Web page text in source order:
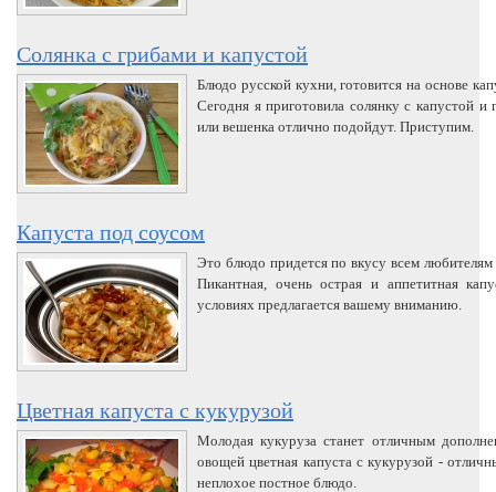
Солянка с грибами и капустой
Блюдо русской кухни, готовится на основе
Сегодня я приготовила солянку с капустой
или вешенка отлично подойдут. Приступим.
Капуста под соусом
Это блюдо придется по вкусу всем
Пикантная, очень острая и аппетитная
условиях предлагается вашему вниманию.
Цветная капуста с кукурузой
Молодая кукуруза станет отличным
овощей цветная капуста с кукурузой -
неплохое постное блюдо.